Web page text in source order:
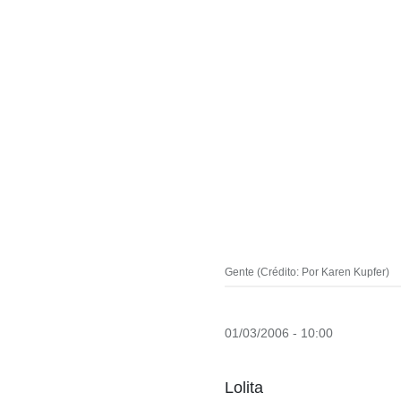
Gente (Crédito: Por Karen Kupfer)
01/03/2006 - 10:00
Lolita